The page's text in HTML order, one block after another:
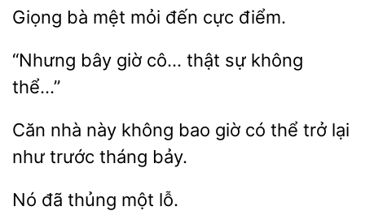
bà mệt đến điểm.
“Nhưng bây cô…
sự
thể…”
Căn này
bao giờ có thể trở
như trước tháng bảy.
đã thủng